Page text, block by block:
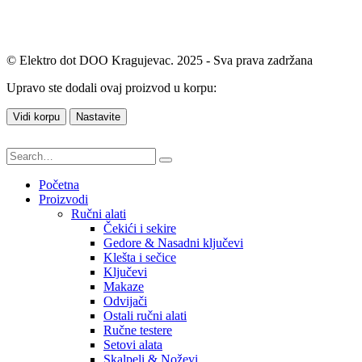
© Elektro dot DOO Kragujevac. 2025 - Sva prava zadržana
Upravo ste dodali ovaj proizvod u korpu:
Vidi korpu Nastavite
Početna
Proizvodi
Ručni alati
Čekići i sekire
Gedore & Nasadni ključevi
Klešta i sečice
Ključevi
Makaze
Odvijači
Ostali ručni alati
Ručne testere
Setovi alata